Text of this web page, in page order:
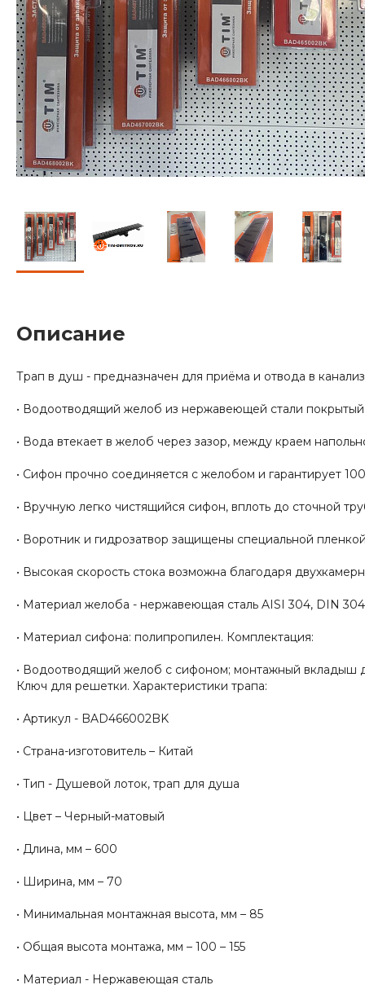
Описание
Трап в душ - предназначен для приёма и отвода в
• Водоотводящий желоб из нержавеющей стали
• Вода втекает в желоб через зазор, между краем
• Сифон прочно соединяется с желобом и гарантирует
• Вручную легко чистящийся сифон, вплоть до сточной
• Воротник и гидрозатвор защищены специальной
• Высокая скорость стока возможна благодаря
• Материал желоба - нержавеющая сталь AISI 304, DIN
• Материал сифона: полипропилен. Комплектация:
• Водоотводящий желоб с сифоном; монтажный вкладыш
Ключ для решетки. Характеристики трапа:
• Артикул - BAD466002BK
• Страна-изготовитель – Китай
• Тип - Душевой лоток, трап для душа
• Цвет – Черный-матовый
• Длина, мм – 600
• Ширина, мм – 70
• Минимальная монтажная высота, мм – 85
• Общая высота монтажа, мм – 100 – 155
• Материал - Нержавеющая сталь